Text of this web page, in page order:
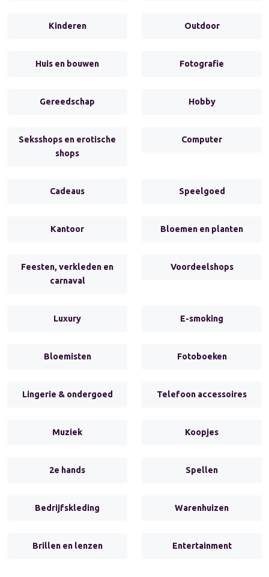
Kinderen Outdoor
Huis en bouwen Fotografie
Gereedschap Hobby
Seksshops en erotische
shops
Computer
Cadeaus Speelgoed
Kantoor Bloemen en planten
Feesten, verkleden en
carnaval
Voordeelshops
Luxury E-smoking
Bloemisten Fotoboeken
Lingerie & ondergoed Telefoon accessoires
Muziek Koopjes
2e hands Spellen
Bedrijfskleding Warenhuizen
Brillen en lenzen Entertainment